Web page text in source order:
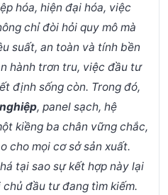
hóa, hiện đại hóa, việc
chỉ đòi hỏi quy mô mà
suất, an toàn và tính bền
hành trơn tru, việc đầu tư
định sống còn. Trong đó,
, panel sạch, hệ
kiềng ba chân vững chắc,
cho mọi cơ sở sản xuất.
tại sao sự kết hợp này lại
đầu tư đang tìm kiếm.